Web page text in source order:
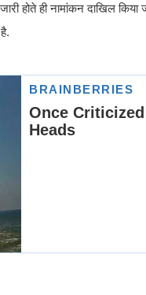
होते ही नामांकन दाखिल